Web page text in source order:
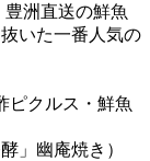
洲直送の鮮魚
いた一番人気の
ピクルス・鮮魚
」幽庵焼き）